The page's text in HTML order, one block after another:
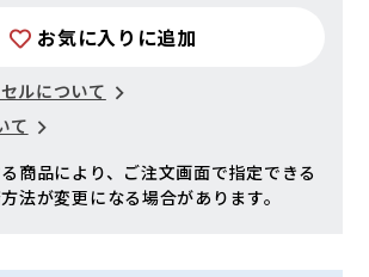
お気に入りに追加
ルについて
て
商品により、ご注文画面で指定できる
法が変更になる場合があります。